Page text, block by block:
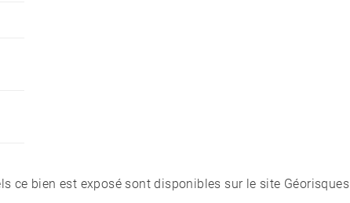
ce bien est exposé sont disponibles sur le site Géorisques